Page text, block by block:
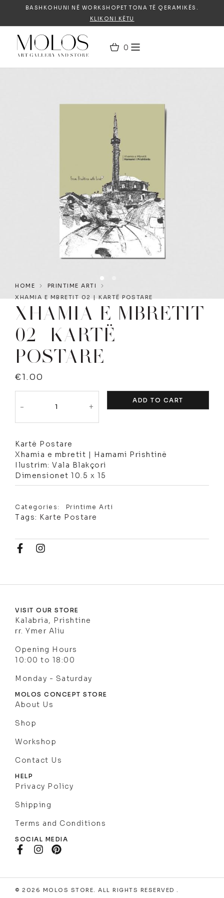
BASHKOHUNI NË WORKSHOPET TONA TË QERAMIKËS.
KLIKONI KËTU
HOME
PRINTIME ARTI
XHAMIA E MBRETIT 02 | KARTË POSTARE
XHAMIA E MBRETIT
02 | KARTË
POSTARE
€1.00
+
-
ADD TO CART
Kartë Postare
Xhamia e mbretit | Hamami Prishtinë
Ilustrim: Vala Blakçori
Dimensionet 10.5 x 15
Categories: Printime Arti
Tags: Karte Postare
VISIT OUR STORE
Kalabria, Prishtine
rr. Ymer Aliu
Opening Hours
10:00 to 18:00
Monday - Saturday
MOLOS CONCEPT STORE
About Us
Shop
Workshop
Contact Us
HELP
Privacy Policy
Shipping
Terms and Conditions
SOCIAL MEDIA
© 2026 MOLOS STORE. ALL RIGHTS RESERVED .